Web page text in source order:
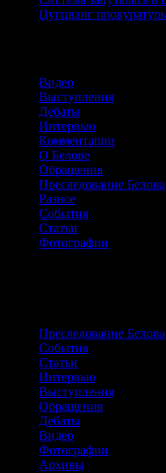
Цугцванг
Видео
Выступления
Дебаты
Интервью
Комментарии
О Белове
Обращения
Преследование Белова
Разное
События
Статьи
Фотографии
Преследование Белова
События
Статьи
Интервью
Выступления
Обращения
Дебаты
Видео
Фотографии
Архивы